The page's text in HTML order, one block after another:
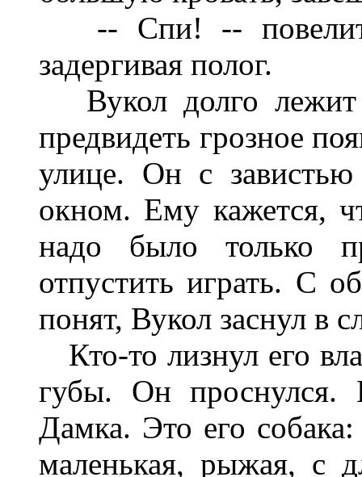
-- Спи! --
задергивая полог.
Вукол долго лежит
предвидеть грозное
улице. Он с
окном. Ему кажется,
надо было только
отпустить играть. С
понят, Вукол заснул в
Кто-то лизнул его
губы. Он проснулся.
Дамка. Это его
маленькая, рыжая, с